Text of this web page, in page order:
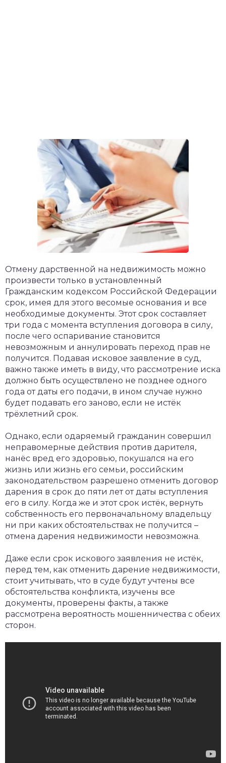
Отмену дарственной на недвижимость можно
произвести только в установленный
Гражданским кодексом Российской Федерации
срок, имея для этого весомые основания и все
необходимые документы. Этот срок составляет
три года с момента вступления договора в силу,
после чего оспаривание становится
невозможным и аннулировать переход прав не
получится. Подавая исковое заявление в суд,
важно также иметь в виду, что рассмотрение иска
должно быть осуществлено не позднее одного
года от даты его подачи, в ином случае нужно
будет подавать его заново, если не истёк
трёхлетний срок.
Однако, если одаряемый гражданин совершил
неправомерные действия против дарителя,
нанёс вред его здоровью, покушался на его
жизнь или жизнь его семьи, российским
законодательством разрешено отменить договор
дарения в срок до пяти лет от даты вступления
его в силу. Когда же и этот срок истёк, вернуть
собственность его первоначальному владельцу
ни при каких обстоятельствах не получится –
отмена дарения недвижимости невозможна.
Даже если срок искового заявления не истёк,
перед тем, как отменить дарение недвижимости,
стоит учитывать, что в суде будут учтены все
обстоятельства конфликта, изучены все
документы, проверены факты, а также
рассмотрена вероятность мошенничества с обеих
сторон.